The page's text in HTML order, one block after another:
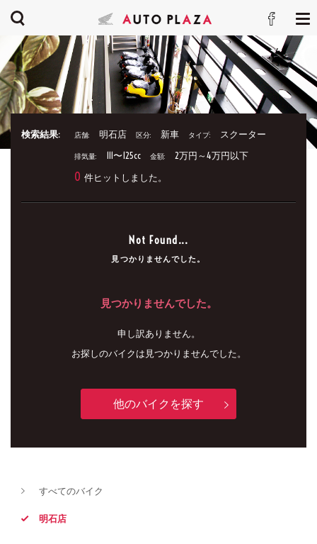
検索結果: 店舗: 明石店 区分: 新車 タイプ: スクーター
排気量: 111〜125cc 金額: 2万円～4万円以下
0 件ヒットしました。
Not Found...
見つかりませんでした。
見つかりませんでした。
申し訳ありません。
お探しのバイクは見つかりませんでした。
他のバイクを探す
すべてのバイク
明石店
新車